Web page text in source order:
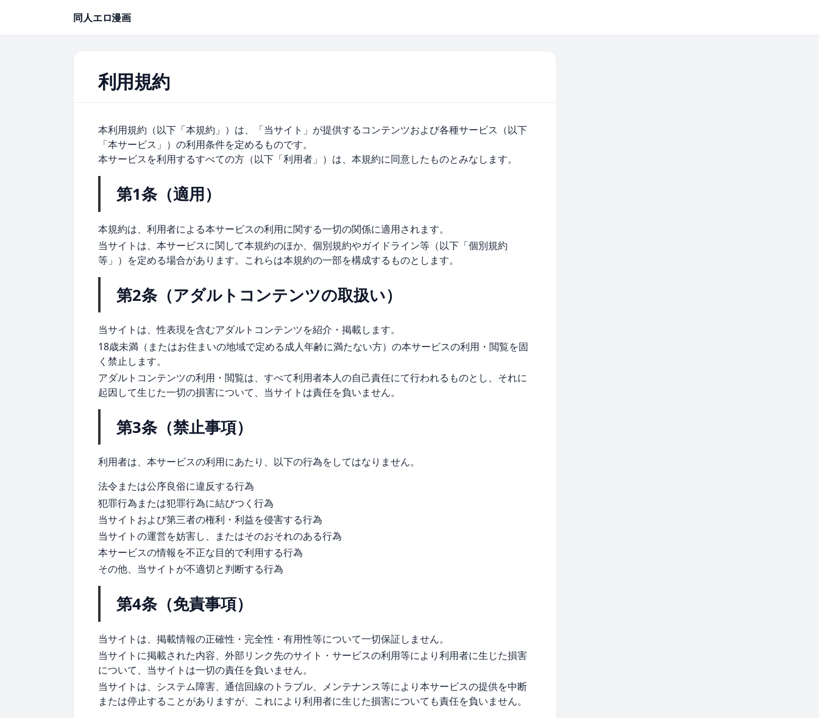
同人エロ漫画
利用規約
本利用規約（以下「本規約」）は、「当サイト」が提供するコンテンツおよび各種サービス（以下
「本サービス」）の利用条件を定めるものです。
本サービスを利用するすべての方（以下「利用者」）は、本規約に同意したものとみなします。
第1条（適用）
本規約は、利用者による本サービスの利用に関する一切の関係に適用されます。
当サイトは、本サービスに関して本規約のほか、個別規約やガイドライン等（以下「個別規約
等」）を定める場合があります。これらは本規約の一部を構成するものとします。
第2条（アダルトコンテンツの取扱い）
当サイトは、性表現を含むアダルトコンテンツを紹介・掲載します。
18歳未満（またはお住まいの地域で定める成人年齢に満たない方）の本サービスの利用・閲覧を固
く禁止します。
アダルトコンテンツの利用・閲覧は、すべて利用者本人の自己責任にて行われるものとし、それに
起因して生じた一切の損害について、当サイトは責任を負いません。
第3条（禁止事項）
利用者は、本サービスの利用にあたり、以下の行為をしてはなりません。
法令または公序良俗に違反する行為
犯罪行為または犯罪行為に結びつく行為
当サイトおよび第三者の権利・利益を侵害する行為
当サイトの運営を妨害し、またはそのおそれのある行為
本サービスの情報を不正な目的で利用する行為
その他、当サイトが不適切と判断する行為
第4条（免責事項）
当サイトは、掲載情報の正確性・完全性・有用性等について一切保証しません。
当サイトに掲載された内容、外部リンク先のサイト・サービスの利用等により利用者に生じた損害
について、当サイトは一切の責任を負いません。
当サイトは、システム障害、通信回線のトラブル、メンテナンス等により本サービスの提供を中断
または停止することがありますが、これにより利用者に生じた損害についても責任を負いません。